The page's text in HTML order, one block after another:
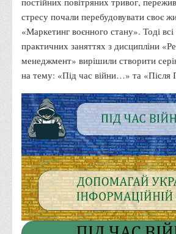
Обліково-фінансовий
Торгівлі, маркетингу та сфери
Економіки, менеджменту та права
Кафедри
Товарознавства, експертизи та
підприємництва
Туризму та готельно-ресторанної
Фізичного виховання та спорту
Менеджменту та публічного
Інноваційної економіки та цифрових
Психології
стресу почали перебудовувати своє
«Маркетинг воєнного стану». Тоді
практичних заняттях з дисципліни
менеджмент» вирішили створити
на тему: «Під час війни…» та «Після